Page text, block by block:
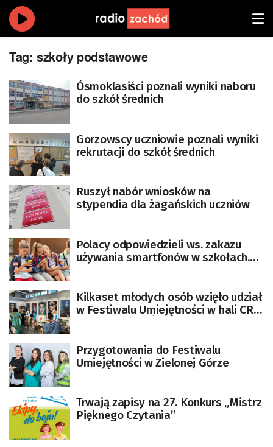
Tag: szkoły podstawowe
Ósmoklasiści poznali wyniki naboru
do szkół średnich
Gorzowscy uczniowie poznali wyniki
rekrutacji do szkół średnich
Ruszył nabór wniosków na
stypendia dla żagańskich uczniów
Polacy odpowiedzieli ws. zakazu
używania smartfonów w szkołach.
Kilkaset młodych osób wzięło udział
w Festiwalu Umiejętności w hali CRS
Przygotowania do Festiwalu
Umiejętności w Zielonej Górze
Trwają zapisy na 27. Konkurs „Mistrz
Pięknego Czytania”